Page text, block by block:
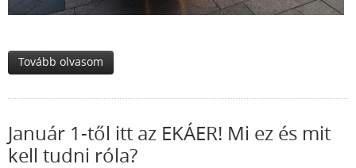
Tovább olvasom
Január 1-től itt az EKÁER! Mi ez és mit
kell tudni róla?